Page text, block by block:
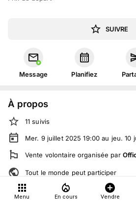
SUIVRE
Message Planifiez
À propos
11 suivis
Mer. 9 juillet 2025 19:00 au jeu. 10
Vente volontaire organisée par
Tout le monde peut participer
Menu En cours Vendre